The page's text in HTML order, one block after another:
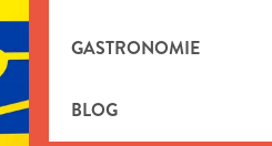
GASTRONOMIE
BLOG